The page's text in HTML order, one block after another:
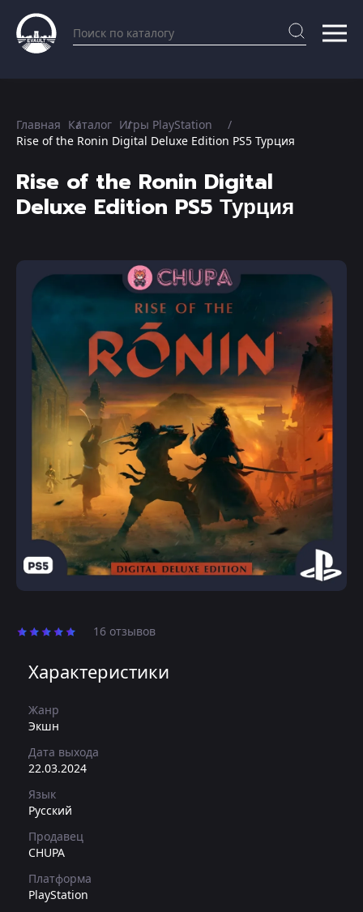
Главная Каталог Игры PlayStation
Rise of the Ronin Digital Deluxe Edition PS5 Турция
Rise of the Ronin Digital
Deluxe Edition PS5 Турция
16 отзывов
Характеристики
Жанр
Экшн
Дата выхода
22.03.2024
Язык
Русский
Продавец
CHUPA
Платформа
PlayStation